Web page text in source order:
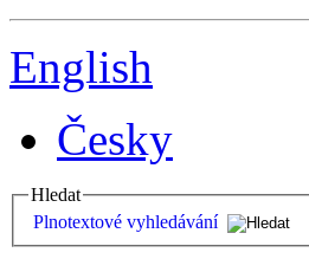
English
Česky
Hledat
Plnotextové vyhledávání